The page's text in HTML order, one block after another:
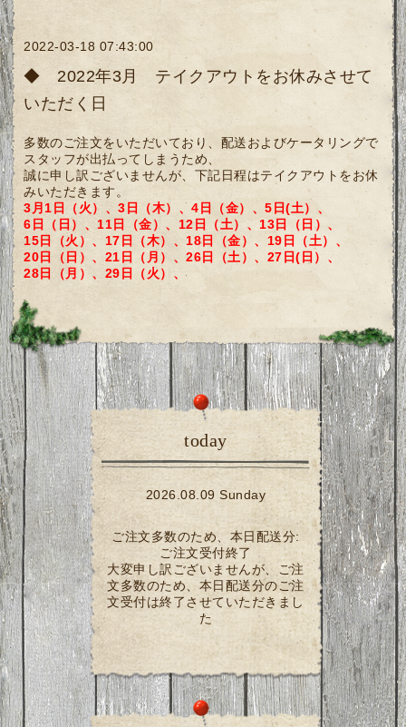
2022-03-18 07:43:00
◆ 2022年3月 テイクアウトをお休みさせて
いただく日
多数のご注文をいただいており、配送およびケータリングで
スタッフが出払ってしまうため、
誠に申し訳ございませんが、下記日程はテイクアウトをお休
みいただきます。
3月1日（火）、3日（木）、4日（金）、5日(土）、
6日
（日）、11日（金）、12日（土）、13日（日）、
15日（火）、17日（木）、18日（金）、19日（土）、
20日（日）、21日（月）、26日（土）、27日(日）、
28日（月）、29日（火）、
today
2026.08.09 Sunday
ご注文多数のため、本日配送分:
ご注文受付終了
大変申し訳ございませんが、ご注
文多数のため、本日配送分のご注
文受付は終了させていただきまし
た